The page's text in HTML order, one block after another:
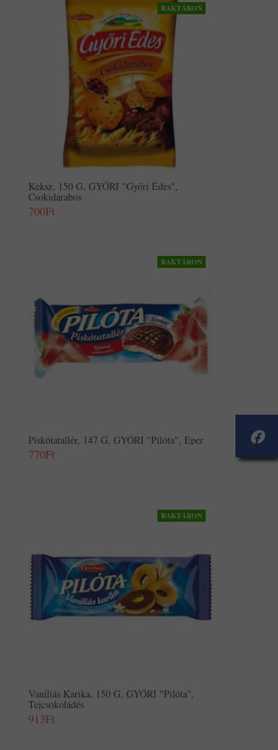
RAKTÁRON
Keksz, 150 G, GYŐRI "Győri Édes",
Csokidarabos
700Ft
RAKTÁRON
Piskótatallér, 147 G, GYŐRI "Pilóta", Eper
770Ft
RAKTÁRON
Vaníliás Karika, 150 G, GYŐRI "Pilóta",
Tejcsokoládés
913Ft